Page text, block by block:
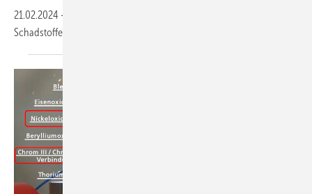
21.02.2024 -
Schadstoffen wie